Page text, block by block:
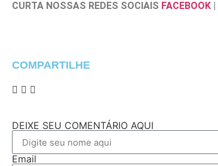
CURTA NOSSAS REDES SOCIAIS FACEBOOK |
COMPARTILHE
DEIXE SEU COMENTÁRIO AQUI
Email